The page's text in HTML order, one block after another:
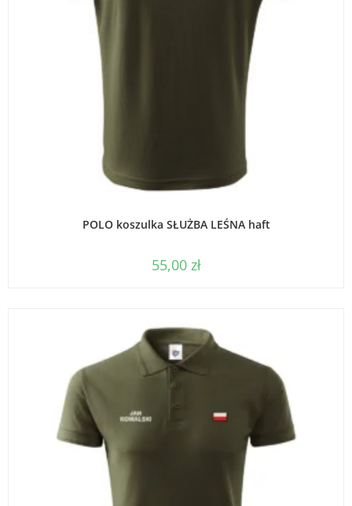
WYBIERZ OPCJE
POLO koszulka SŁUŻBA LEŚNA haft
55,00 zł